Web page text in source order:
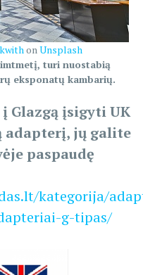
on Unsplash
turi nuostabią
eksponatų kambarių.
Glazgą įsigyti UK
adapterį, jų galite
paspaudę
kategorija/
g-tipas/